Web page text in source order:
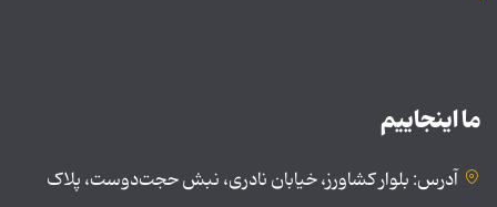
ما اینجاییم
آدرس: بلوار کشاورز، خیابان نادری، نبش حجت‌دوست، پلاک